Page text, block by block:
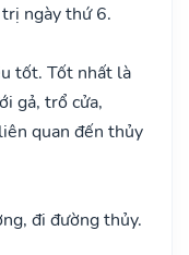
ngày thứ 6.
tốt. Tốt nhất là
gả, trổ cửa,
quan đến thủy
đi đường thủy.